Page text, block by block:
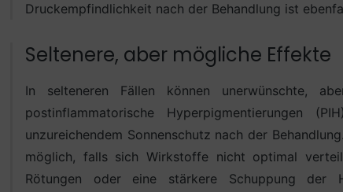
Druckempfindlichkeit nach der Behandlung ist
Seltenere, aber mögliche Effekte
In selteneren Fällen können unerwünschte,
postinflammatorische Hyperpigmentierungen
unzureichendem Sonnenschutz nach der
möglich, falls sich Wirkstoffe nicht optimal
Rötungen oder eine stärkere Schuppung der